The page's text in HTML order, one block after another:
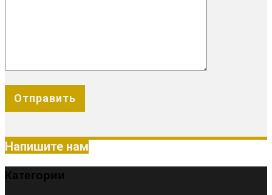
Напишите нам
Категории